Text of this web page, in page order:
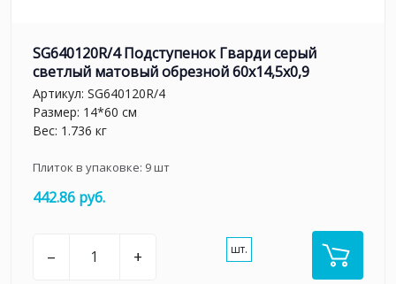
SG640120R/4 Подступенок Гварди серый
светлый матовый обрезной 60x14,5x0,9
Артикул: SG640120R/4
Размер: 14*60 см
Вес: 1.736 кг
Плиток в упаковке: 9шт
442.86 руб.
– + шт.